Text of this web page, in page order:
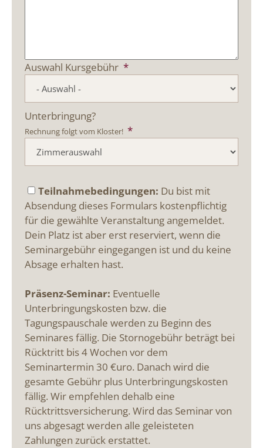
Auswahl Kursgebühr *
Unterbringung?
Rechnung folgt vom Kloster! *
Teilnahmebedingungen: Du bist mit
Absendung dieses Formulars kostenpflichtig
für die gewählte Veranstaltung angemeldet.
Dein Platz ist aber erst reserviert, wenn die
Seminargebühr eingegangen ist und du keine
Absage erhalten hast.
Präsenz-Seminar: Eventuelle
Unterbringungskosten bzw. die
Tagungspauschale werden zu Beginn des
Seminares fällig. Die Stornogebühr beträgt bei
Rücktritt bis 4 Wochen vor dem
Seminartermin 30 €uro. Danach wird die
gesamte Gebühr plus Unterbringungskosten
fällig. Wir empfehlen dehalb eine
Rücktrittsversicherung. Wird das Seminar von
uns abgesagt werden alle geleisteten
Zahlungen zurück erstattet.